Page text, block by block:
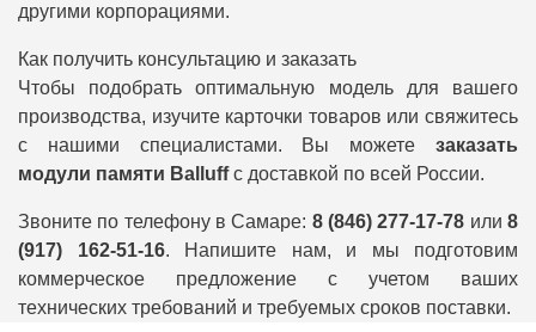
другими корпорациями.
Как получить консультацию и заказать
Чтобы подобрать оптимальную модель для вашего
производства, изучите карточки товаров или свяжитесь
с нашими специалистами. Вы можете заказать
модули памяти Balluffс доставкой по всей России.
Звоните по телефону в Самаре: 8 (846) 277-17-78 или8
(917) 162-51-16. Напишите нам, и мы подготовим
коммерческое предложение с учетом ваших
технических требований и требуемых сроков поставки.